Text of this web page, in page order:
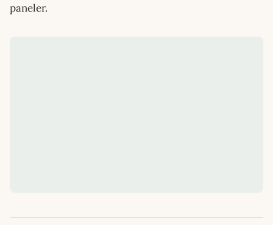
paneler.